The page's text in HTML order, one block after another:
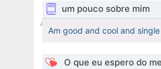
um pouco sobre mim
Am good and cool and
O que eu espero do